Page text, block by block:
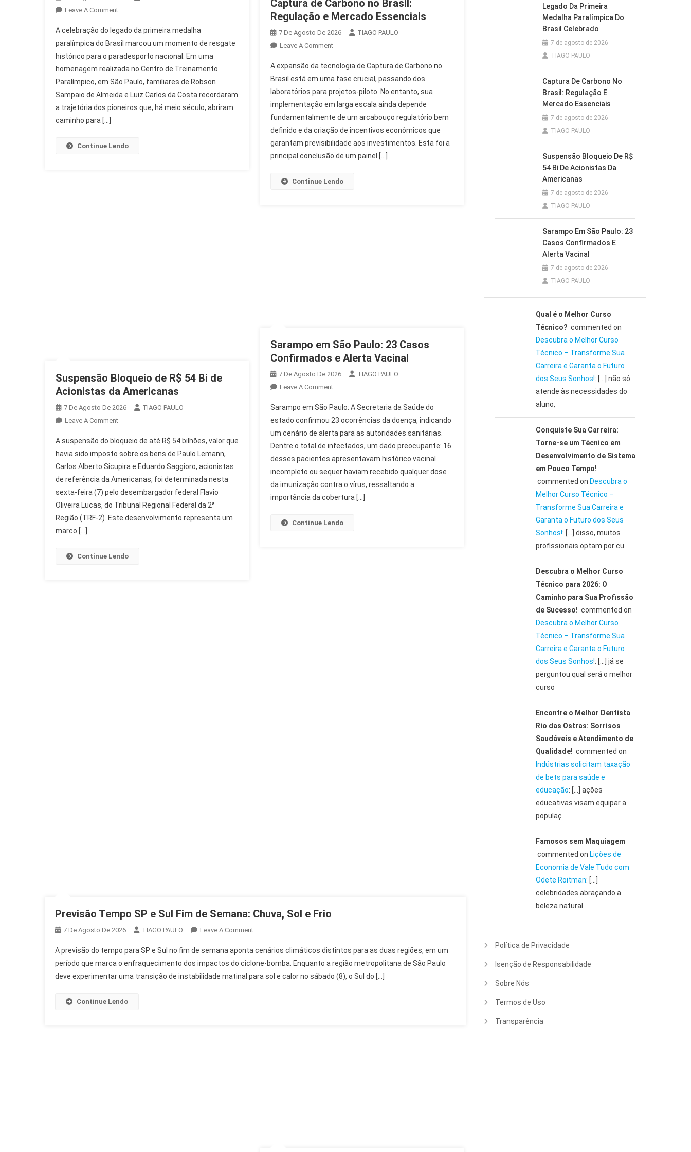
Leave A CommentOn
Da
Primeira
Medalha
Paralímpica
Do
Brasil
Celebrado
A celebração do legado da primeira medalha
paralímpica do Brasil marcou um momento de resgate
histórico para o paradesporto nacional. Em uma
homenagem realizada no Centro de Treinamento
Paralímpico, em São Paulo, familiares de Robson
Sampaio de Almeida e Luiz Carlos da Costa recordaram
a trajetória dos pioneiros que, há meio século, abriram
caminho para […]
Continue Lendo
Captura de Carbono no Brasil:
Regulação e Mercado Essenciais
7 De Agosto De 2026
TIAGO PAULO
Leave A CommentOn
De
Carbono
No
Brasil:
Regulação
E
Mercado
Essenciais
A expansão da tecnologia de Captura de Carbono no
Brasil está em uma fase crucial, passando dos
laboratórios para projetos-piloto. No entanto, sua
implementação em larga escala ainda depende
fundamentalmente de um arcabouço regulatório bem
definido e da criação de incentivos econômicos que
garantam previsibilidade aos investimentos. Esta foi a
principal conclusão de um painel […]
Continue Lendo
Suspensão Bloqueio de R$ 54 Bi de
Acionistas da Americanas
7 De Agosto De 2026
TIAGO PAULO
Leave A CommentOn
Bloqueio
De
R$
54
Bi
De
Acionistas
A suspensão do bloqueio de até R$ 54 bilhões, valor que
havia sido imposto sobre os bens de Paulo Lemann,
Carlos Alberto Sicupira e Eduardo Saggioro, acionistas
de referência da Americanas, foi determinada nesta
sexta-feira (7) pelo desembargador federal Flavio
Oliveira Lucas, do Tribunal Regional Federal da 2ª
Região (TRF-2). Este desenvolvimento representa um
marco […]
Continue Lendo
Sarampo em São Paulo: 23 Casos
Confirmados e Alerta Vacinal
7 De Agosto De 2026
TIAGO PAULO
Leave A CommentOn
Em
São
Paulo:
23
Casos
Confirmados
E
Alerta
Sarampo em São Paulo: A Secretaria da Saúde do
estado confirmou 23 ocorrências da doença, indicando
um cenário de alerta para as autoridades sanitárias.
Dentre o total de infectados, um dado preocupante: 16
desses pacientes apresentavam histórico vacinal
incompleto ou sequer haviam recebido qualquer dose
da imunização contra o vírus, ressaltando a
importância da cobertura […]
Continue Lendo
Previsão Tempo SP e Sul Fim de Semana: Chuva, Sol e Frio
7 De Agosto De 2026 TIAGO PAULO Leave A CommentOn
Tempo
SP
E
A previsão do tempo para SP e Sul no fim de semana aponta cenários climáticos distintos para as duas regiões, em um
período que marca o enfraquecimento dos impactos do ciclone-bomba. Enquanto a região metropolitana de São Paulo
deve experimentar uma transição de instabilidade matinal para sol e calor no sábado (8), o Sul do […]
Continue Lendo
Legado Da Primeira
Medalha Paralímpica Do
Brasil Celebrado
7 de agosto de 2026
TIAGO PAULO
Captura De Carbono No
Brasil: Regulação E
Mercado Essenciais
7 de agosto de 2026
TIAGO PAULO
Suspensão Bloqueio De R$
54 Bi De Acionistas Da
Americanas
7 de agosto de 2026
TIAGO PAULO
Sarampo Em São Paulo: 23
Casos Confirmados E
Alerta Vacinal
7 de agosto de 2026
TIAGO PAULO
Qual é o Melhor Curso
Técnico? commented on
Descubra o Melhor Curso
Técnico – Transforme Sua
Carreira e Garanta o Futuro
dos Seus Sonhos!: […] não só
atende às necessidades do
aluno,
Conquiste Sua Carreira:
Torne-se um Técnico em
Desenvolvimento de Sistema
em Pouco Tempo!
commented on Descubra o
Melhor Curso Técnico –
Transforme Sua Carreira e
Garanta o Futuro dos Seus
Sonhos!: […] disso, muitos
profissionais optam por cu
Descubra o Melhor Curso
Técnico para 2026: O
Caminho para Sua Profissão
de Sucesso! commented on
Descubra o Melhor Curso
Técnico – Transforme Sua
Carreira e Garanta o Futuro
dos Seus Sonhos!: […] já se
perguntou qual será o melhor
curso
Encontre o Melhor Dentista
Rio das Ostras: Sorrisos
Saudáveis e Atendimento de
Qualidade! commented on
Indústrias solicitam taxação
de bets para saúde e
educação: […] ações
educativas visam equipar a
populaç
Famosos sem Maquiagem
commented on Lições de
Economia de Vale Tudo com
Odete Roitman: […]
celebridades abraçando a
beleza natural
Política de Privacidade
Isenção de Responsabilidade
Sobre Nós
Termos de Uso
Transparência